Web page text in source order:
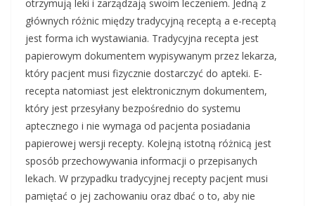
otrzymują leki i zarządzają swoim leczeniem. Jedną z
głównych różnic między tradycyjną receptą a e-receptą
jest forma ich wystawiania. Tradycyjna recepta jest
papierowym dokumentem wypisywanym przez lekarza,
który pacjent musi fizycznie dostarczyć do apteki. E-
recepta natomiast jest elektronicznym dokumentem,
który jest przesyłany bezpośrednio do systemu
aptecznego i nie wymaga od pacjenta posiadania
papierowej wersji recepty. Kolejną istotną różnicą jest
sposób przechowywania informacji o przepisanych
lekach. W przypadku tradycyjnej recepty pacjent musi
pamiętać o jej zachowaniu oraz dbać o to, aby nie